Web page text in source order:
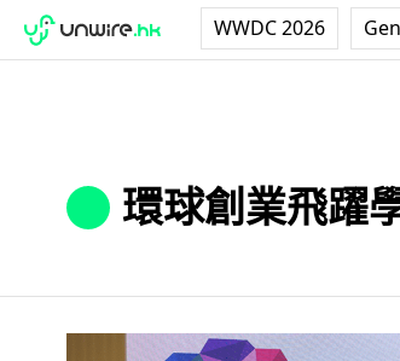
WWDC 2026
環球創業飛躍